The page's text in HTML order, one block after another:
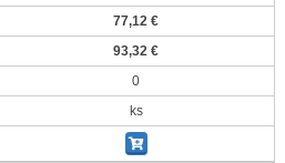
77,12 €
93,32 €
0
ks